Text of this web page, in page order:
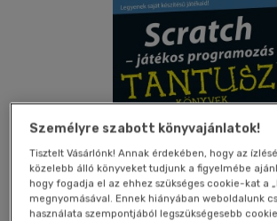
Személyre szabott könyvajánlatok!
Tisztelt Vásárlónk! Annak érdekében, hogy az
közelebb álló könyveket tudjunk a figyelmébe
hogy fogadja el az ehhez szükséges cookie-kat a
megnyomásával. Ennek hiányában weboldalunk
használata szempontjából legszükségesebb